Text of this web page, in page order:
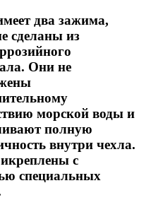
два зажима,
сделаны из
Они не
морской воды и
полную
внутри чехла.
с
специальных